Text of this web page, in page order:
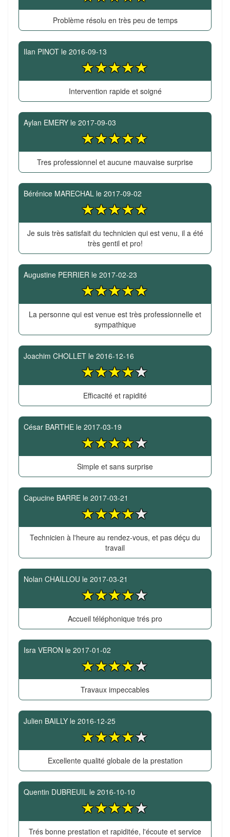
Problème résolu en très peu de temps
Ilan PINOT le 2016-09-13
Intervention rapide et soigné
Aylan EMERY le 2017-09-03
Tres professionnel et aucune mauvaise surprise
Bérénice MARECHAL le 2017-09-02
Je suis très satisfait du technicien qui est venu, il a été
très gentil et pro!
Augustine PERRIER le 2017-02-23
La personne qui est venue est très professionnelle et
sympathique
Joachim CHOLLET le 2016-12-16
Efficacité et rapidité
César BARTHE le 2017-03-19
Simple et sans surprise
Capucine BARRE le 2017-03-21
Technicien à l'heure au rendez-vous, et pas déçu du
travail
Nolan CHAILLOU le 2017-03-21
Accueil téléphonique trés pro
Isra VERON le 2017-01-02
Travaux impeccables
Julien BAILLY le 2016-12-25
Excellente qualité globale de la prestation
Quentin DUBREUIL le 2016-10-10
Trés bonne prestation et rapiditée, l'écoute et service